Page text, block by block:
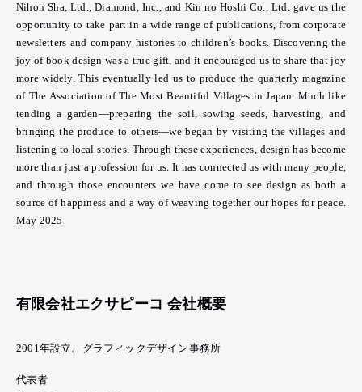
Nihon Sha, Ltd., Diamond, Inc., and Kin no Hoshi Co., Ltd. gave us the
opportunity to take part in a wide range of publications, from corporate
newsletters and company histories to children’s books. Discovering the
joy of book design was a true gift, and it encouraged us to share that joy
more widely. This eventually led us to produce the quarterly magazine
of The Association of The Most Beautiful Villages in Japan. Much like
tending a garden—preparing the soil, sowing seeds, harvesting, and
bringing the produce to others—we began by visiting the villages and
listening to local stories. Through these experiences, design has become
more than just a profession for us. It has connected us with many people,
and through those encounters we have come to see design as both a
source of happiness and a way of weaving together our hopes for peace.
May 2025
有限会社エクサピーコ 会社概要
2001年設立。グラフィックデザイン事務所
代表者